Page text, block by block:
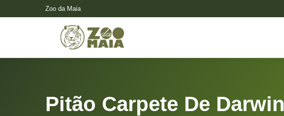
Zoo da Maia
Pitão Carpete De Darwin